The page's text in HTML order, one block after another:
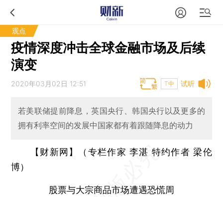
观点
疫情深度冲击全球金融市场及后续
演变
试听
2020年03月02日 12:51 T中
若美联储提前降息，英国央行、韩国央行以及更多的
拥有利率空间的发展中国家都有着跟随降息的动力
【财新网】（专栏作家 李湛 特约作者 梁伦
博）
股票与大宗商品市场遭遇恐慌周